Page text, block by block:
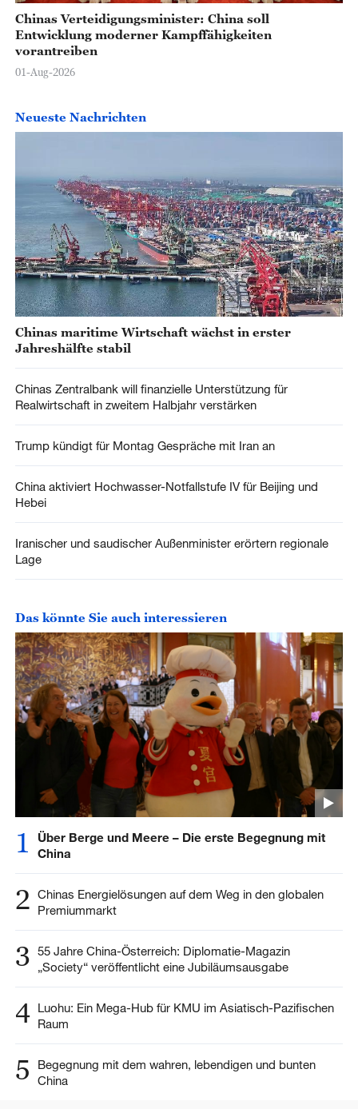
Chinas Verteidigungsminister: China soll
Entwicklung moderner Kampffähigkeiten
vorantreiben
01-Aug-2026
Neueste Nachrichten
Chinas maritime Wirtschaft wächst in erster
Jahreshälfte stabil
Chinas Zentralbank will finanzielle Unterstützung für
Realwirtschaft in zweitem Halbjahr verstärken
Trump kündigt für Montag Gespräche mit Iran an
China aktiviert Hochwasser-Notfallstufe IV für Beijing und
Hebei
Iranischer und saudischer Außenminister erörtern regionale
Lage
Das könnte Sie auch interessieren
1
Über Berge und Meere – Die erste Begegnung mit
China
2 Chinas Energielösungen auf dem Weg in den globalen
Premiummarkt
3 55 Jahre China-Österreich: Diplomatie-Magazin
„Society“ veröffentlicht eine Jubiläumsausgabe
4 Luohu: Ein Mega-Hub für KMU im Asiatisch-Pazifischen
Raum
5
Begegnung mit dem wahren, lebendigen und bunten
China